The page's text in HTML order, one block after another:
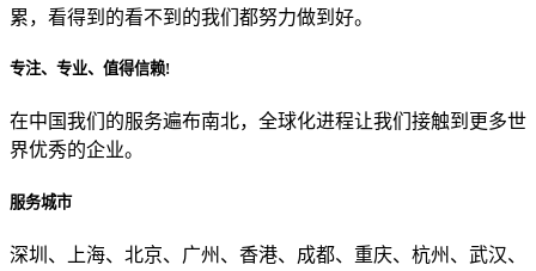
目前主要的营销渠道是？
累，看得到的看不到的我们都努力做到好。
专注、专业、值得信赖!
在中国我们的服务遍布南北，全球化进程让我们接触到更多世
界优秀的企业。
服务城市
深圳、上海、北京、广州、香港、成都、重庆、杭州、武汉、